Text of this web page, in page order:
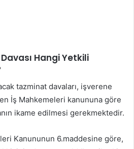
Hangi Yetkili
tazminat davaları, işverene
İş Mahkemeleri kanununa göre
ikame edilmesi gerekmektedir.
Kanununun 6.maddesine göre,